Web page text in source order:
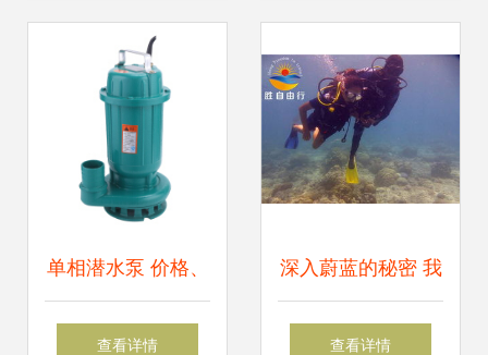
单相潜水泵 价格、
性能与品牌全面解
查看详情
深入蔚蓝的秘密 我
在毛里求斯深潜全
查看详情